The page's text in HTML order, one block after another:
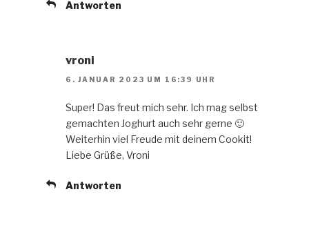
Antworten
vroni
6. JANUAR 2023 UM 16:39 UHR
Super! Das freut mich sehr. Ich mag selbst
gemachten Joghurt auch sehr gerne 🙂
Weiterhin viel Freude mit deinem Cookit!
Liebe Grüße, Vroni
Antworten